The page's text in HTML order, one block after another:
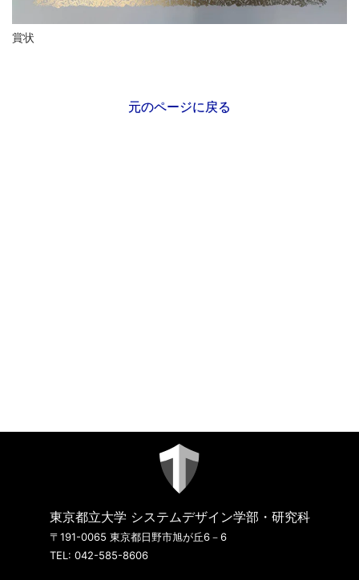
賞状
元のページに戻る
東京都立大学 システムデザイン学部・研究科
〒191-0065 東京都日野市旭が丘6－6
TEL: 042-585-8606